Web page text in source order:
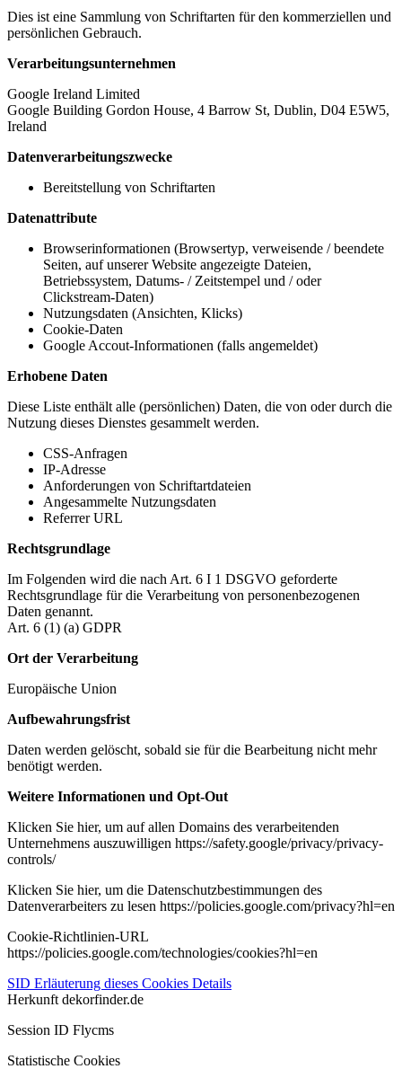
Dies ist eine Sammlung von Schriftarten für den kommerziellen und
persönlichen Gebrauch.
Verarbeitungsunternehmen
Google Ireland Limited
Google Building Gordon House, 4 Barrow St, Dublin, D04 E5W5,
Ireland
Datenverarbeitungszwecke
Bereitstellung von Schriftarten
Datenattribute
Browserinformationen (Browsertyp, verweisende / beendete
Seiten, auf unserer Website angezeigte Dateien,
Betriebssystem, Datums- / Zeitstempel und / oder
Clickstream-Daten)
Nutzungsdaten (Ansichten, Klicks)
Cookie-Daten
Google Accout-Informationen (falls angemeldet)
Erhobene Daten
Diese Liste enthält alle (persönlichen) Daten, die von oder durch die
Nutzung dieses Dienstes gesammelt werden.
CSS-Anfragen
IP-Adresse
Anforderungen von Schriftartdateien
Angesammelte Nutzungsdaten
Referrer URL
Rechtsgrundlage
Im Folgenden wird die nach Art. 6 I 1 DSGVO geforderte
Rechtsgrundlage für die Verarbeitung von personenbezogenen
Daten genannt.
Art. 6 (1) (a) GDPR
Ort der Verarbeitung
Europäische Union
Aufbewahrungsfrist
Daten werden gelöscht, sobald sie für die Bearbeitung nicht mehr
benötigt werden.
Weitere Informationen und Opt-Out
Klicken Sie hier, um auf allen Domains des verarbeitenden
Unternehmens auszuwilligen https://safety.google/privacy/privacy-
controls/
Klicken Sie hier, um die Datenschutzbestimmungen des
Datenverarbeiters zu lesen https://policies.google.com/privacy?hl=en
Cookie-Richtlinien-URL
https://policies.google.com/technologies/cookies?hl=en
SID Erläuterung dieses Cookies Details
Herkunft dekorfinder.de
Session ID Flycms
Statistische Cookies